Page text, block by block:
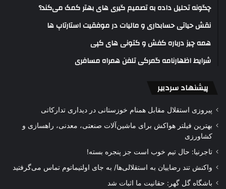
چگونه تحلیل داده به تصمیم گیری های بهتر کمک می‌کند؟
نقش حیاتی حسابداری و مالیات در موفقیت استارتاپ ها
همه چیز درباره کفش و کتونی های کپی
شرایط اظهارنامه گمرکی تلفن همراه مسافری
پیشنهاد سردبیر
پیروزی استقلال مقابل همنام خوزستانی در دیداری تدارکاتی
بهترین فیلتر هواکش برای ماشین‌آلات صنعتی، معدنی، راهسازی و
کشاورزی
تاجرنیا: حال تیم خوب است جز پنجره بسته!
واکنش تند رضاییان به استقلالی‌ها/ به جای اولتیماتوم تماس می‌گرفتید
باشگاه گل گهر: حقانیت ما اثبات شد